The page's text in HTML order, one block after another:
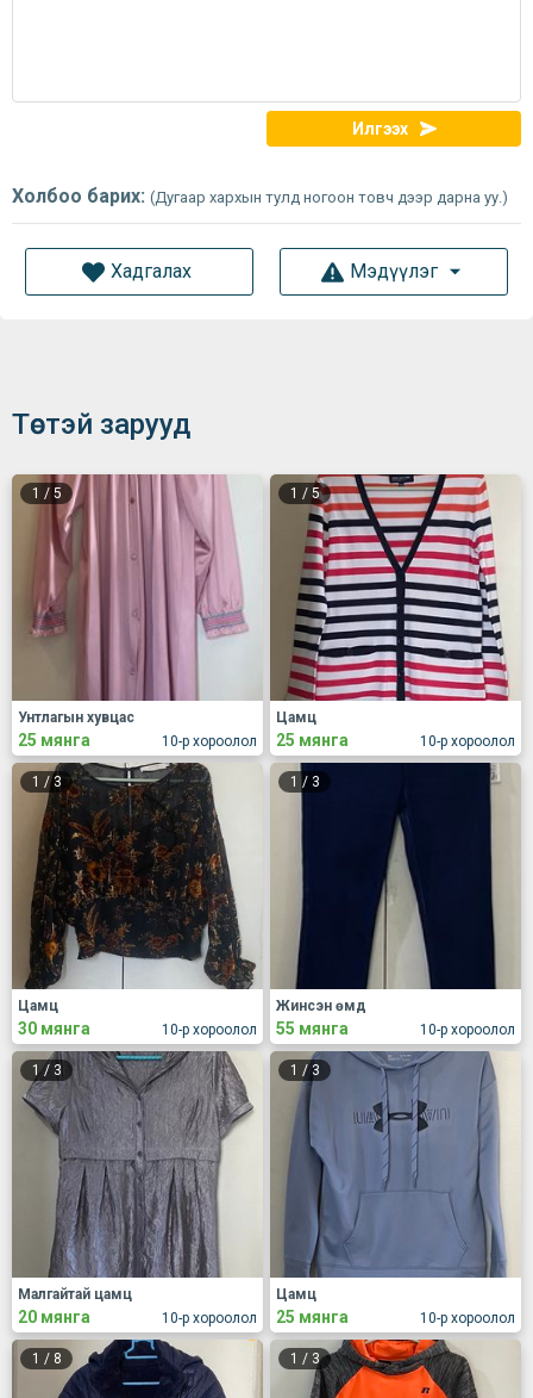
Илгээх
Холбоо барих: (Дугаар хархын тулд ногоон товч дээр дарна уу.)
Хадгалах Мэдүүлэг
Төстэй зарууд
1 / 5
10-р хороолол
Унтлагын хувцас
25 мянга
1 / 5
10-р хороолол
Цамц
25 мянга
1 /3
10-р хороолол
Цамц
30 мянга
1 / 3
10-р хороолол
Жинсэн өмд
55 мянга
1/ 3
10-р хороолол
Малгайтай цамц
20 мянга
1 / 3
10-р хороолол
Цамц
25 мянга
1 / 8 1 / 3